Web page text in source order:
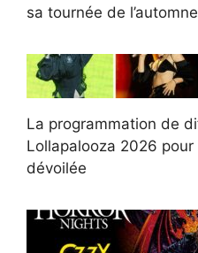
sa tournée de
La programmation de
Lollapalooza 2026
dévoilée